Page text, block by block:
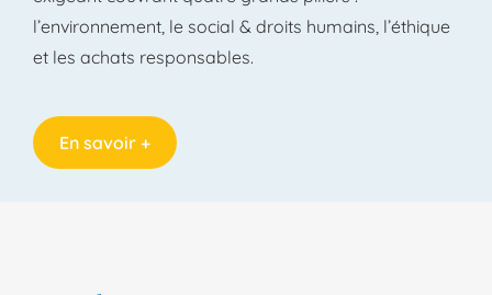
l’environnement, le social & droits humains, l’éthique
et les achats responsables.
En savoir +